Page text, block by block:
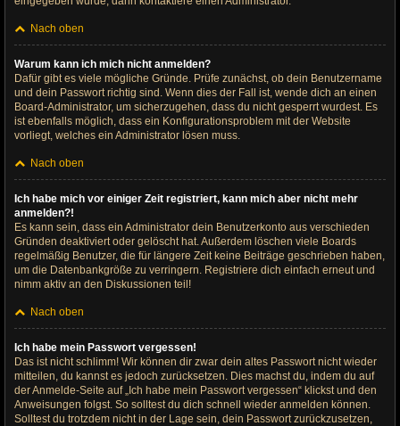
Nach oben
Warum kann ich mich nicht anmelden?
Dafür gibt es viele mögliche Gründe. Prüfe zunächst, ob dein Benutzername
und dein Passwort richtig sind. Wenn dies der Fall ist, wende dich an einen
Board-Administrator, um sicherzugehen, dass du nicht gesperrt wurdest. Es
ist ebenfalls möglich, dass ein Konfigurationsproblem mit der Website
vorliegt, welches ein Administrator lösen muss.
Nach oben
Ich habe mich vor einiger Zeit registriert, kann mich aber nicht mehr
anmelden?!
Es kann sein, dass ein Administrator dein Benutzerkonto aus verschieden
Gründen deaktiviert oder gelöscht hat. Außerdem löschen viele Boards
regelmäßig Benutzer, die für längere Zeit keine Beiträge geschrieben haben,
um die Datenbankgröße zu verringern. Registriere dich einfach erneut und
nimm aktiv an den Diskussionen teil!
Nach oben
Ich habe mein Passwort vergessen!
Das ist nicht schlimm! Wir können dir zwar dein altes Passwort nicht wieder
mitteilen, du kannst es jedoch zurücksetzen. Dies machst du, indem du auf
der Anmelde-Seite auf „Ich habe mein Passwort vergessen“ klickst und den
Anweisungen folgst. So solltest du dich schnell wieder anmelden können.
Solltest du trotzdem nicht in der Lage sein, dein Passwort zurückzusetzen,